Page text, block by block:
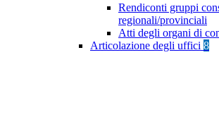
Rendiconti gruppi
regionali/provinciali
Atti degli organi di
Articolazione degli uffici 8